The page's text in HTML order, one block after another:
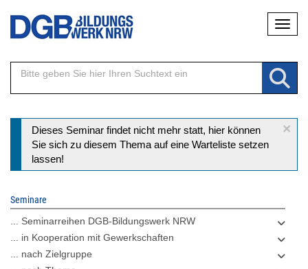
Direkt
Inhalt
×
Statusmeldung
Dieses Seminar findet nicht mehr statt, hier können
Sie sich zu diesem Thema auf eine Warteliste setzen
lassen!
Seminare
... Seminarreihen DGB-Bildungswerk NRW
... in Kooperation mit Gewerkschaften
... nach Zielgruppe